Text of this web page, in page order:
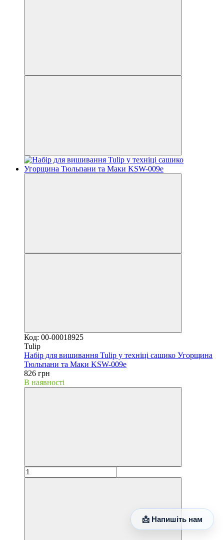
📩 Напишіть нам
Код: 00-00018925
Tulip
Набір для вишивання Tulip у техніці сашико Угорщина
Тюльпани та Маки KSW-009e
826 грн
В наявності